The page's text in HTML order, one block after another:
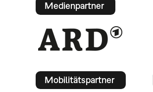
Medienpartner
Mobilitätspartner